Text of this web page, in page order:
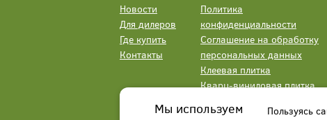
Новости
Для дилеров
Где купить
Контакты
Политика
конфиденциальности
Соглашение на обработку
персональных данных
Клеевая плитка
Кварц-виниловая плитка
Мы используем
Пользуясь